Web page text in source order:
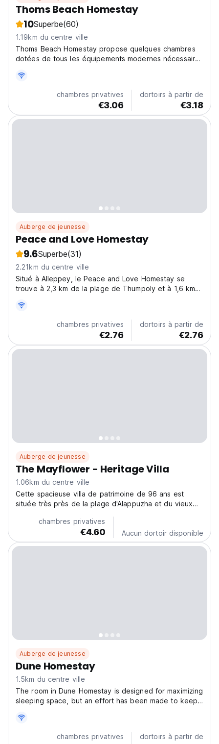
Thoms Beach Homestay
10Superbe(60)
1.19km du centre ville
Thoms Beach Homestay propose quelques chambres
dotées de tous les équipements modernes nécessaires
séjour.
chambres privatives
€3.06
dortoirs à partir de
€3.18
Auberge de jeunesse
Peace and Love Homestay
9.6Superbe(31)
2.21km du centre ville
Situé à Alleppey, le Peace and Love Homestay se
trouve à 2,3 km de la plage de Thumpoly et à 1,6 km
chambres privatives
€2.76
dortoirs à partir de
€2.76
Auberge de jeunesse
The Mayflower - Heritage Villa
1.06km du centre ville
Cette spacieuse villa de patrimoine de 96 ans est
située très près de la plage d'Alappuzha et du vieux
telle manière à ...
chambres privatives
€4.60 Aucun dortoir disponible
Auberge de jeunesse
Dune Homestay
1.5km du centre ville
The room in Dune Homestay is designed for maximizing
sleeping space, but an effort has been made to keep
institutional feel. It's a room built for kids or a group of
friends ready for a fun vacation. The dominant...
chambres privatives dortoirs à partir de